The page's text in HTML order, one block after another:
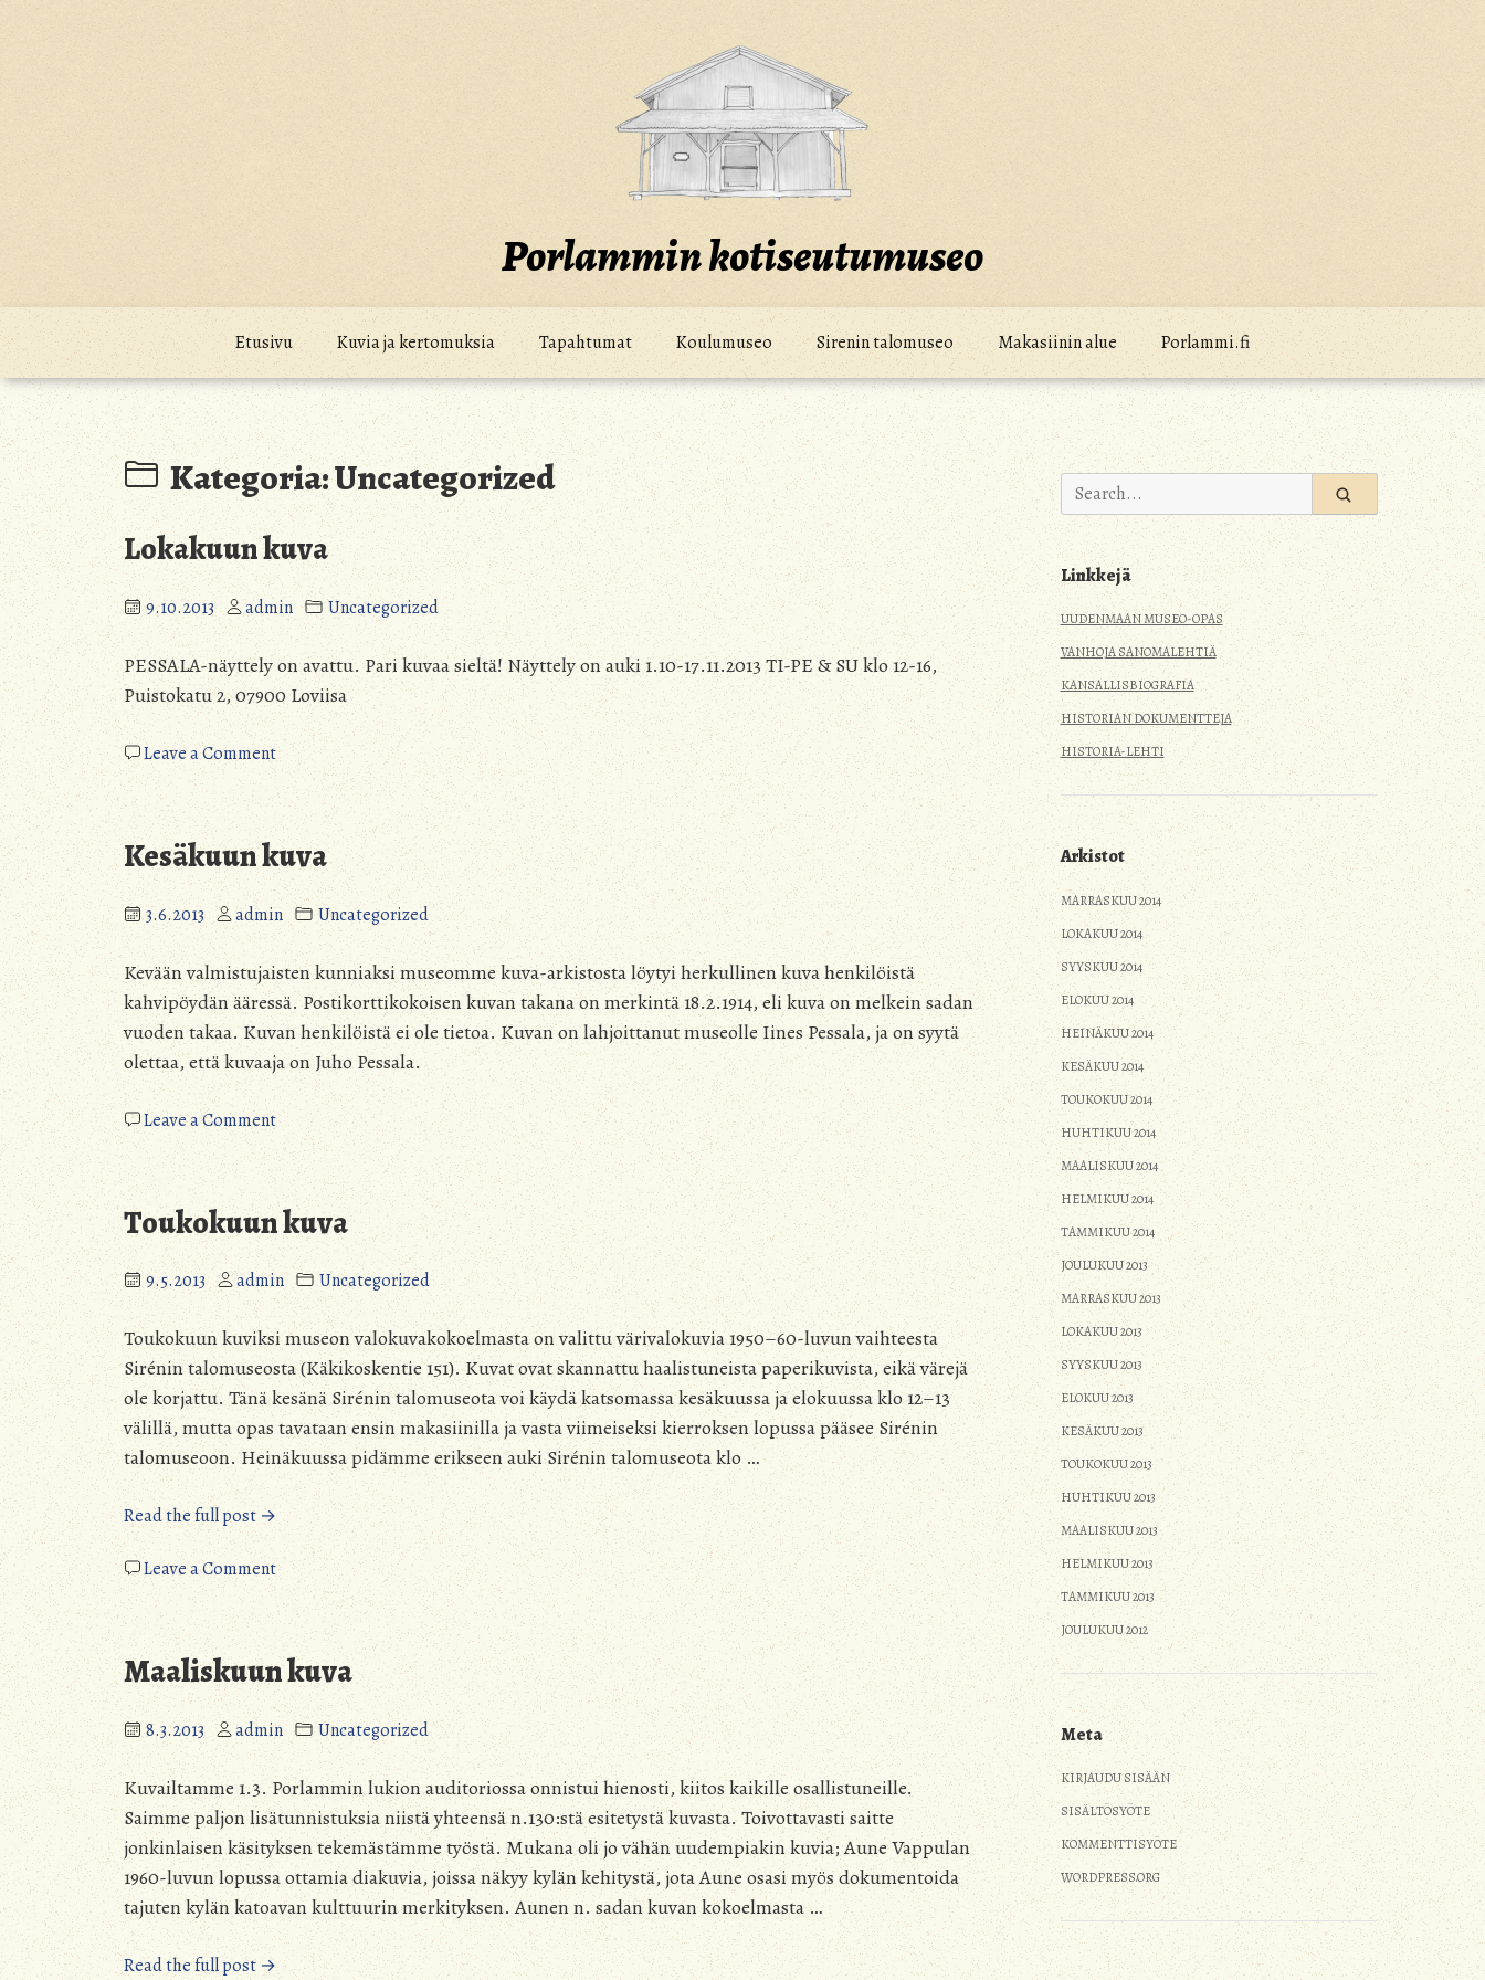
content
Porlammin kotiseutumuseo
Etusivu Kuvia ja kertomuksia Tapahtumat Koulumuseo Sirenin talomuseo Makasiinin alue Porlammi.fi
Kategoria:Uncategorized
Lokakuun kuva
9.10.2013 admin Uncategorized
PESSALA-näyttely on avattu. Pari kuvaa sieltä! Näyttely on auki 1.10-17.11.2013 TI-PE & SU klo 12-16,
Puistokatu 2, 07900 Loviisa
Leave a Commenton
Lokakuun
kuva
Kesäkuun kuva
3.6.2013 admin Uncategorized
Kevään valmistujaisten kunniaksi museomme kuva-arkistosta löytyi herkullinen kuva henkilöistä
kahvipöydän ääressä. Postikorttikokoisen kuvan takana on merkintä 18.2.1914, eli kuva on melkein sadan
vuoden takaa. Kuvan henkilöistä ei ole tietoa. Kuvan on lahjoittanut museolle Iines Pessala, ja on syytä
olettaa, että kuvaaja on Juho Pessala.
Leave a Commenton
Kesäkuun
kuva
Toukokuun kuva
9.5.2013 admin Uncategorized
Toukokuun kuviksi museon valokuvakokoelmasta on valittu värivalokuvia 1950–60-luvun vaihteesta
Sirénin talomuseosta (Käkikoskentie 151). Kuvat ovat skannattu haalistuneista paperikuvista, eikä värejä
ole korjattu. Tänä kesänä Sirénin talomuseota voi käydä katsomassa kesäkuussa ja elokuussa klo 12–13
välillä, mutta opas tavataan ensin makasiinilla ja vasta viimeiseksi kierroksen lopussa pääsee Sirénin
talomuseoon. Heinäkuussa pidämme erikseen auki Sirénin talomuseota klo …
Read the full post →”Toukokuun
kuva”
Leave a Commenton
Toukokuun
kuva
Maaliskuun kuva
8.3.2013 admin Uncategorized
Kuvailtamme 1.3. Porlammin lukion auditoriossa onnistui hienosti, kiitos kaikille osallistuneille.
Saimme paljon lisätunnistuksia niistä yhteensä n.130:stä esitetystä kuvasta. Toivottavasti saitte
jonkinlaisen käsityksen tekemästämme työstä. Mukana oli jo vähän uudempiakin kuvia; Aune Vappulan
1960-luvun lopussa ottamia diakuvia, joissa näkyy kylän kehitystä, jota Aune osasi myös dokumentoida
tajuten kylän katoavan kulttuurin merkityksen. Aunen n. sadan kuvan kokoelmasta …
Read the full post →”Maaliskuun
Search
for:
Linkkejä
UUDENMAAN MUSEO-OPAS
VANHOJA SANOMALEHTIÄ
KANSALLISBIOGRAFIA
HISTORIAN DOKUMENTTEJA
HISTORIA-LEHTI
Arkistot
MARRASKUU 2014
LOKAKUU 2014
SYYSKUU 2014
ELOKUU 2014
HEINÄKUU 2014
KESÄKUU 2014
TOUKOKUU 2014
HUHTIKUU 2014
MAALISKUU 2014
HELMIKUU 2014
TAMMIKUU 2014
JOULUKUU 2013
MARRASKUU 2013
LOKAKUU 2013
SYYSKUU 2013
ELOKUU 2013
KESÄKUU 2013
TOUKOKUU 2013
HUHTIKUU 2013
MAALISKUU 2013
HELMIKUU 2013
TAMMIKUU 2013
JOULUKUU 2012
Meta
KIRJAUDU SISÄÄN
SISÄLTÖSYÖTE
KOMMENTTISYÖTE
WORDPRESS.ORG